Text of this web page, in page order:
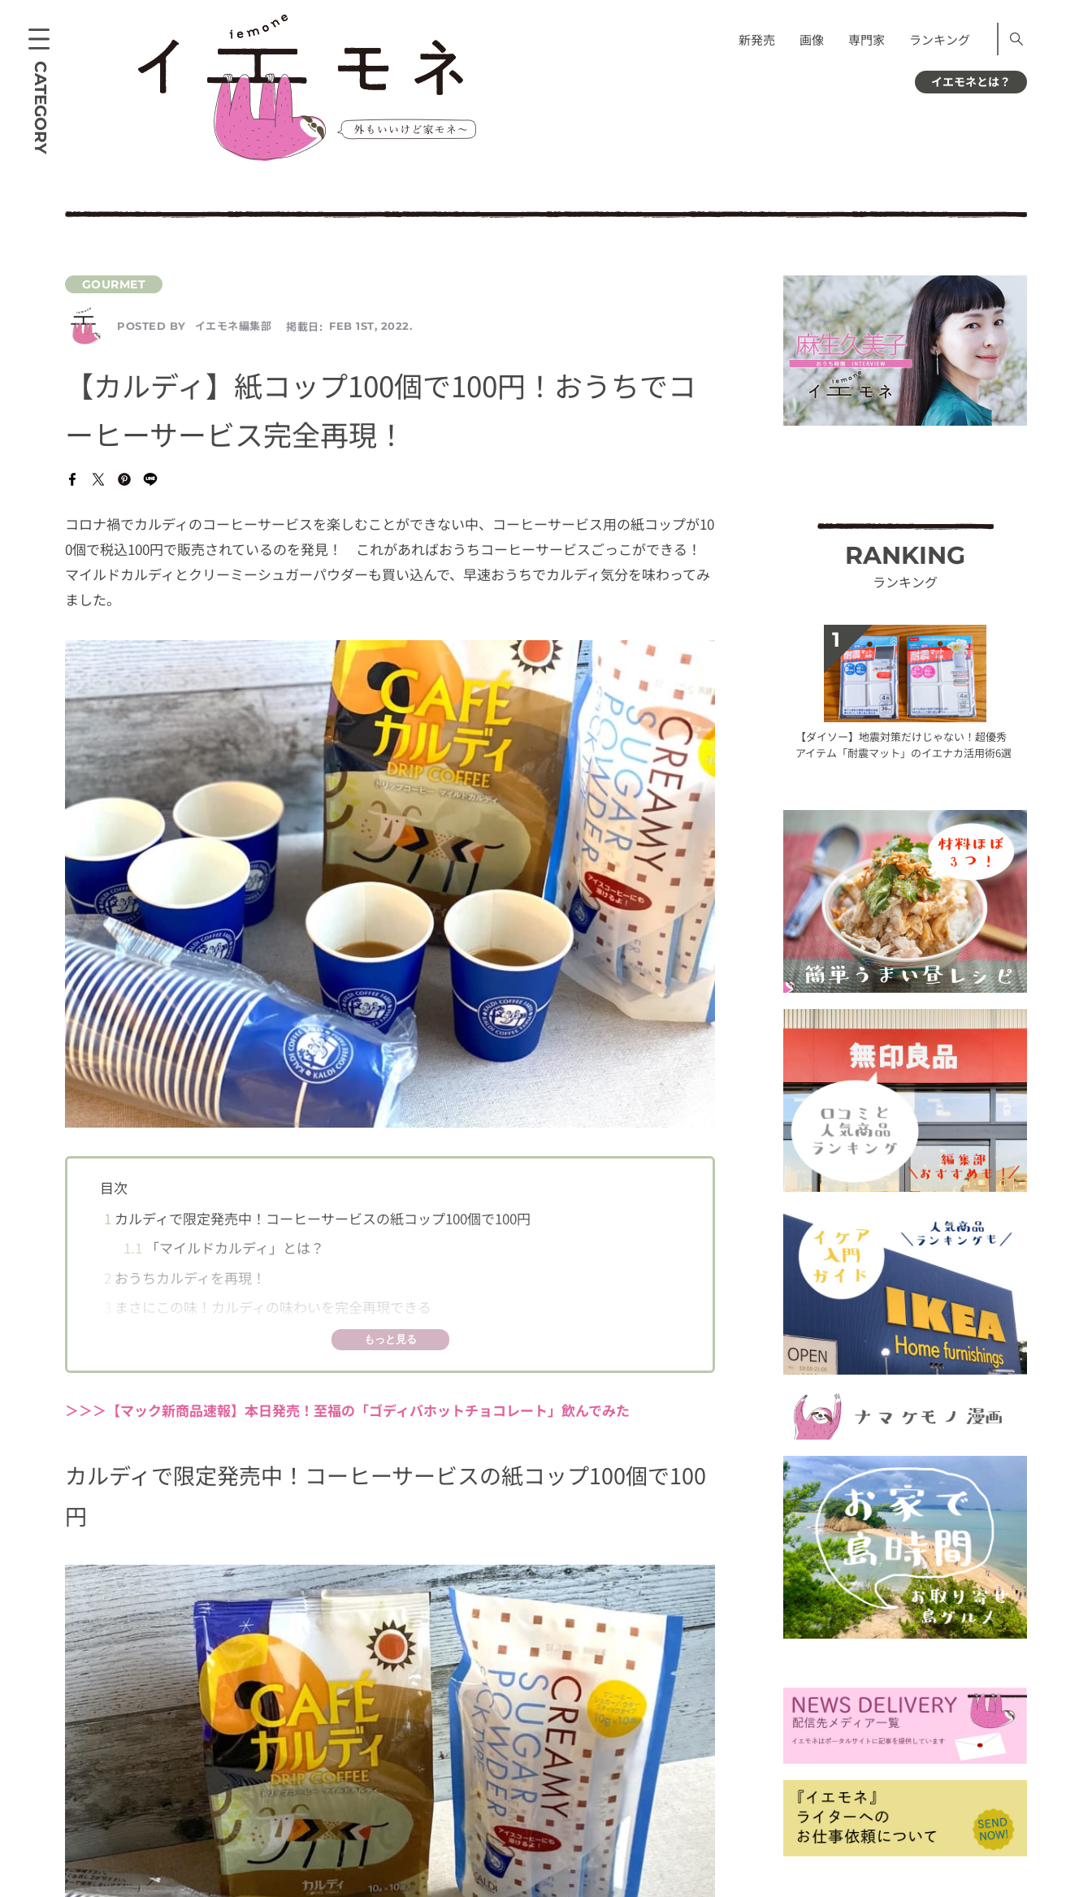
CATEGORY
新発売 画像 専門家 ランキング
イエモネとは？
POSTED BY イエモネ編集部 掲載日: FEB 1ST, 2022.
【カルディ】紙コップ100個で100円！おうちでコ
ーヒーサービス完全再現！
コロナ禍でカルディのコーヒーサービスを楽しむことができない中、コーヒーサービス用の紙コップが10
0個で税込100円で販売されているのを発見！ これがあればおうちコーヒーサービスごっこができる！
マイルドカルディとクリーミーシュガーパウダーも買い込んで、早速おうちでカルディ気分を味わってみ
ました。
目次
1 カルディで限定発売中！コーヒーサービスの紙コップ100個で100円
1.1 「マイルドカルディ」とは？
2 おうちカルディを再現！
まさにこの味！カルディの味わいを完全再現できる
おうちでカルディのワクワク感を味わう もっと見る
＞＞＞【マック新商品速報】本日発売！至福の「ゴディバホットチョコレート」飲んでみた
カルディで限定発売中！コーヒーサービスの紙コップ100個で100
円
RANKING
ランキング
【ダイソー】地震対策だけじゃない！超優秀
アイテム「耐震マット」のイエナカ活用術6選